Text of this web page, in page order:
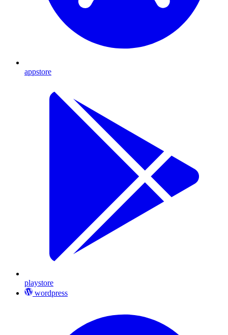
appstore
playstore
wordpress